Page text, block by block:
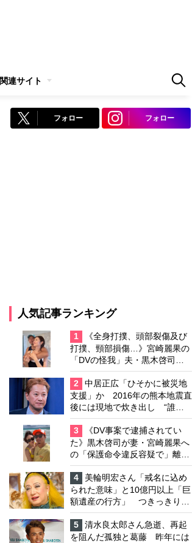
関連サイト
フォロー フォロー
人気記事ランキング
1
《全身打撲、頭部裂傷及び
打撲、頸部損傷…》宮崎麗果の
「DVの怪我」夫・黒木啓司の
逮捕で始まる「夫婦の闘争」
2
中居正広「ひそかに被災地
支援」か 2016年の熊本地震直
後には現地で炊き出し “誰に
も知られなくて良い”と、むし
ろ強まる福祉活動への思い
3
《DV事案で逮捕されてい
た》黒木啓司が妻・宮崎麗果へ
の「保護命令違反容疑で」離婚
協議は「第二ステージ」へ
4
美輪明宏さん「戒名に込め
られた意味」と10億円以上「巨
額遺産の行方」 つきっきりで
私生活をサポートしていた元俳
優が相続か
5
清水良太郎さん急逝、再起
を阻んだ孤独と葛藤 昨年には